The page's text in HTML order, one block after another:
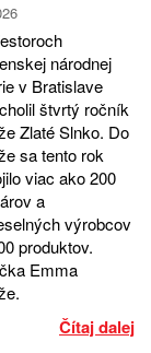
národnej
v Bratislave
štvrtý ročník
Zlaté Slnko. Do
sa tento rok
viac ako 200
a
výrobcov
produktov.
Emma
Čítaj dalej